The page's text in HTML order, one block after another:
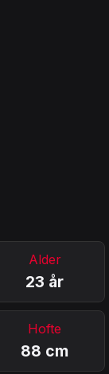
Alder
23 år
Hofte
88 cm